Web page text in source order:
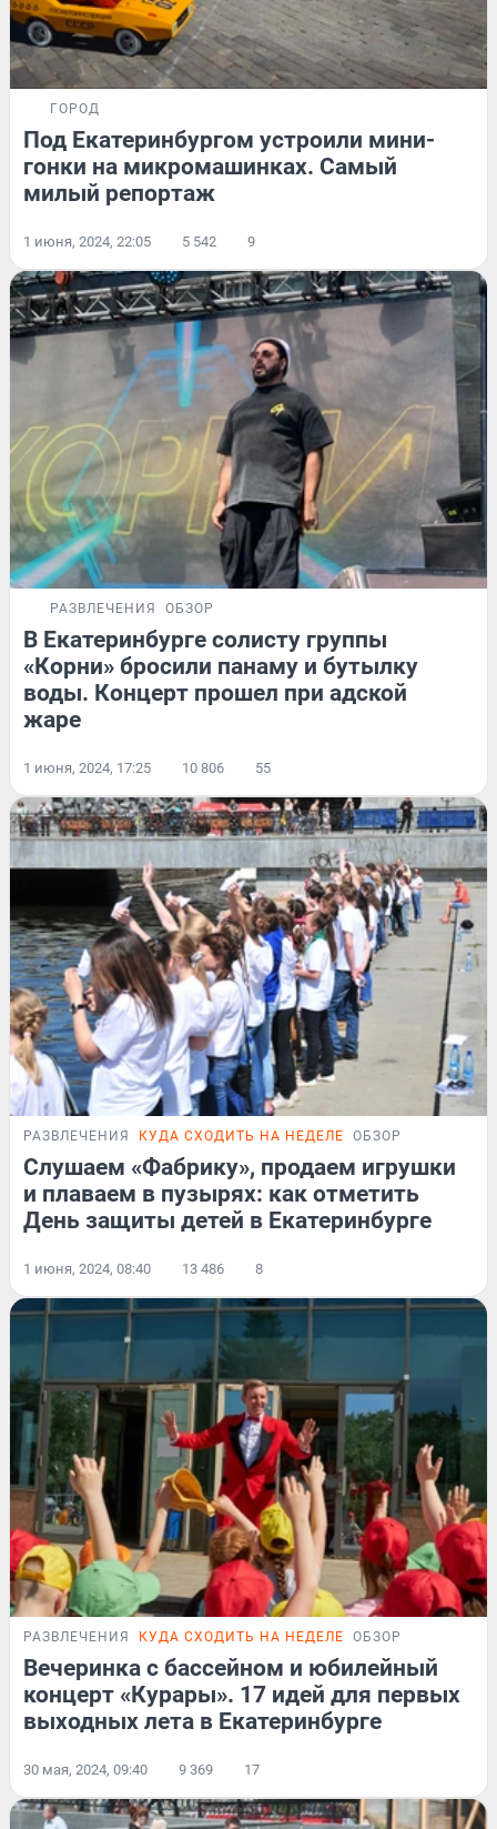
ГОРОД
Под Екатеринбургом устроили мини-
гонки на микромашинках. Самый
милый репортаж
1 июня, 2024, 22:05 5 542 9
РАЗВЛЕЧЕНИЯ ОБЗОР
В Екатеринбурге солисту группы
«Корни» бросили панаму и бутылку
воды. Концерт прошел при адской
жаре
1 июня, 2024, 17:25 10 806 55
РАЗВЛЕЧЕНИЯ КУДА СХОДИТЬ НА НЕДЕЛЕ ОБЗОР
Слушаем «Фабрику», продаем игрушки
и плаваем в пузырях: как отметить
День защиты детей в Екатеринбурге
1 июня, 2024, 08:40 13 486 8
РАЗВЛЕЧЕНИЯ КУДА СХОДИТЬ НА НЕДЕЛЕ ОБЗОР
Вечеринка с бассейном и юбилейный
концерт «Курары». 17 идей для первых
выходных лета в Екатеринбурге
30 мая, 2024, 09:40 9 369 17